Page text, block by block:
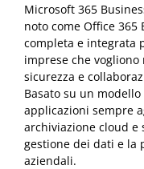
Microsoft 365
noto come Office
completa e integrata
imprese che
sicurezza e
Basato su un
applicazioni sempre
archiviazione cloud
gestione dei dati e la
aziendali.